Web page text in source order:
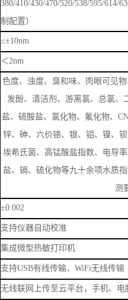
380/410/430/470/520/538/595/614/
制配置）
≤±10nm
＜2nm
色度、浊度、臭和味、肉眼可见物
发酚、清洁剂、游离氯、总氯、
盐、硫酸盐、氯化物、氟化物、
锌、砷、六价铬、银、钼、镍、
埃希氏菌、高锰酸盐指数、电导
盐、镉、硫化物等九十余项水质
测
±0.002
支持仪器自动校准
集成微型热敏打印机
支持USB有线传输、WiFi无线传输
无线联网上传至云平台，手机、